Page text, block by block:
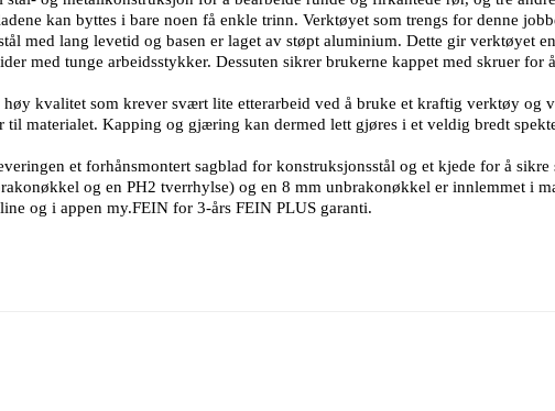
kan byttes i bare noen få enkle trinn. Verktøyet som trengs for denne
med lang levetid og basen er laget av støpt aluminium. Dette gir verktøyet
med tunge arbeidsstykker. Dessuten sikrer brukerne kappet med skruer for
kvalitet som krever svært lite etterarbeid ved å bruke et kraftig verktøy og
til materialet. Kapping og gjæring kan dermed lett gjøres i et veldig bredt
et forhånsmontert sagblad for konstruksjonsstål og et kjede for å sikre
og en PH2 tverrhylse) og en 8 mm unbrakonøkkel er innlemmet i
og i appen my.FEIN for 3-års FEIN PLUS garanti.